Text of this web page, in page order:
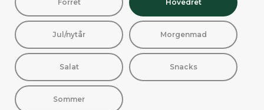
Forret Hovedret
Jul/nytår Morgenmad
Salat Snacks
Sommer